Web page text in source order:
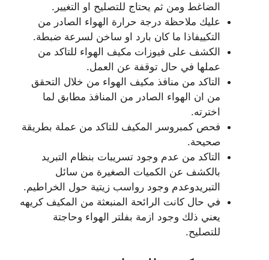
الضاغط ومن ثم يحتاج للتصليح او التغيير.
عليك ملاحظة درجة حرارة الهواء الصادر من
التكييفاذا ما كان بارد او ساخن لسرعة ضبطة.
الكشف على فيوزات مكيف الهواء للتاكد من
عملها في حال توقفة عن العمل.
التاكد من منافذ مكيف الهواء من خلال التحقق
من ان الهواء الصادر من المنافذ مطابق لما
اخترته.
فحص كمبروسر المكيف للتاكد من عملة بطريقة
صحيحة.
التاكد من عدم وجود تسريبات بنظام التبريد
بالكشف عن الكميات الصغيرة من سائل
التبريدوعدم وجود رواسب زيتية حول الخراطيم.
في حال كانت الرائحة المنبعثة من المكيف كريهه
يعني ذلك وجود ازمة بفلتر الهواء وحاجتة
للتصليح.